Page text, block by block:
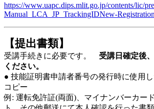
https://www.uapc.dips.mlit.go.jp/contents/lic/
Manual_LCA_JP_TrackingIDNew-
【提出書類】
受講手続きに必要です。 受講日確定後
ください。
● 技能証明書申請者番号の発行時に使用
コピー
例: 運転免許証(両面)、マイナンバーカー